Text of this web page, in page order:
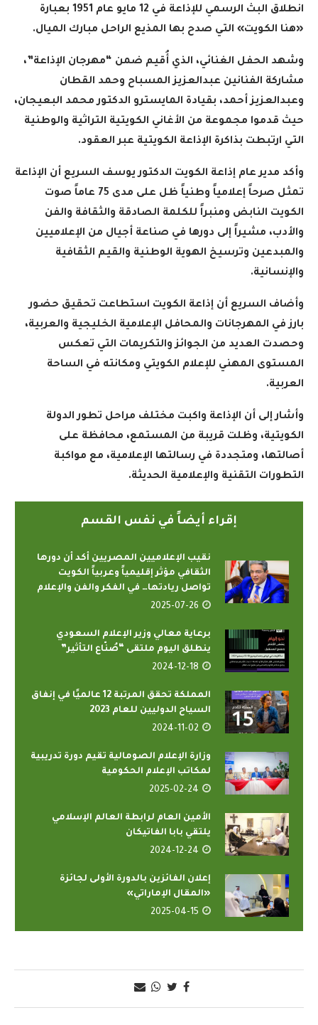
انطلاق البث الرسمي للإذاعة في 12 مايو عام 1951 بعبارة
«هنا الكويت» التي صدح بها المذيع الراحل مبارك الميال.
وشهد الحفل الغنائي، الذي أُقيم ضمن “مهرجان الإذاعة”،
مشاركة الفنانين عبدالعزيز المسباح وحمد القطان
وعبدالعزيز أحمد، بقيادة المايسترو الدكتور محمد البعيجان،
حيث قدموا مجموعة من الأغاني الكويتية التراثية والوطنية
التي ارتبطت بذاكرة الإذاعة الكويتية عبر العقود.
وأكد مدير عام إذاعة الكويت الدكتور يوسف السريع أن الإذاعة
تمثل صرحاً إعلامياً وطنياً ظل على مدى 75 عاماً صوت
الكويت النابض ومنبراً للكلمة الصادقة والثقافة والفن
والأدب، مشيراً إلى دورها في صناعة أجيال من الإعلاميين
والمبدعين وترسيخ الهوية الوطنية والقيم الثقافية
والإنسانية.
وأضاف السريع أن إذاعة الكويت استطاعت تحقيق حضور
بارز في المهرجانات والمحافل الإعلامية الخليجية والعربية،
وحصدت العديد من الجوائز والتكريمات التي تعكس
المستوى المهني للإعلام الكويتي ومكانته في الساحة
العربية.
وأشار إلى أن الإذاعة واكبت مختلف مراحل تطور الدولة
الكويتية، وظلت قريبة من المستمع، محافظة على
أصالتها، ومتجددة في رسالتها الإعلامية، مع مواكبة
التطورات التقنية والإعلامية الحديثة.
إقراء أيضاً في نفس القسم
نقيب الإعلاميين المصريين أكد أن دورها
الثقافي مؤثر إقليمياً وعربياً الكويت
تواصل ريادتها… في الفكر والفن والإعلام
2025-07-26
برعاية معالي وزير الإعلام السعودي
ينطلق اليوم ملتقى “صُنّاع التأثير”
2024-12-18
المملكة تحقق المرتبة 12 عالميًا في إنفاق
السياح الدوليين للعام 2023
2024-11-02
وزارة الإعلام الصومالية تقيم دورة تدريبية
لمكاتب الإعلام الحكومية
2025-02-24
الأمين العام لرابطة العالم الإسلامي
يلتقي بابا الفاتيكان
2024-12-24
إعلان الفائزين بالدورة الأولى لجائزة
«المقال الإماراتي»
2025-04-15